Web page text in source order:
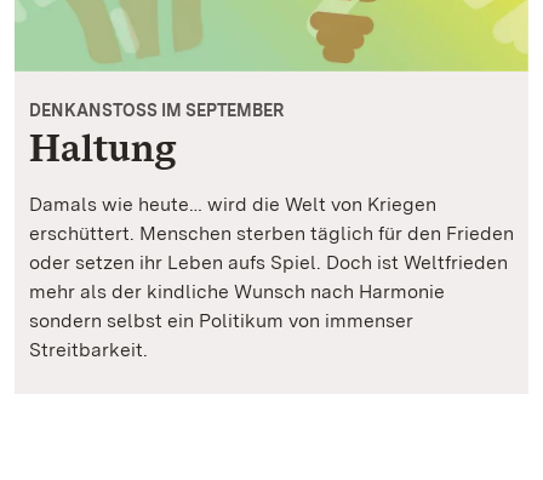
DENKANSTOSS IM SEPTEMBER
Haltung
Damals wie heute… wird die Welt von Kriegen
erschüttert. Menschen sterben täglich für den Frieden
oder setzen ihr Leben aufs Spiel. Doch ist Weltfrieden
mehr als der kindliche Wunsch nach Harmonie
sondern selbst ein Politikum von immenser
Streitbarkeit.